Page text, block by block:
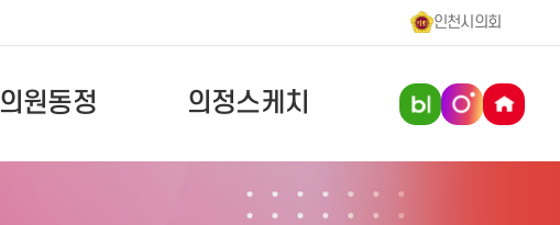
인천시의회
의원동정 의정스케치